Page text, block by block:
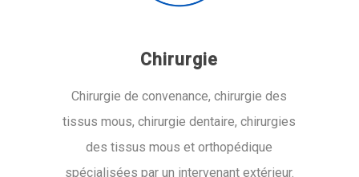
Chirurgie
Chirurgie de convenance, chirurgie des
tissus mous, chirurgie dentaire, chirurgies
des tissus mous et orthopédique
spécialisées par un intervenant extérieur.